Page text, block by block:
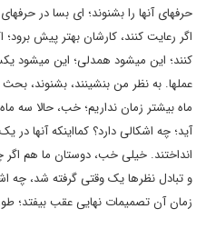
حرفهای آنها را بشنوند؛ ای بسا در
اگر رعایت کنند، کارشان بهتر پیش برود؛
کنند؛ این میشود همدلی؛ این میشود
عملها. به نظر من بنشینند، بشنوند،
ماه بیشتر زمان نداریم؛ خب، حالا سه
آید؛ چه اشکالی دارد؟ کمااینکه آنها
انداختند. خیلی خب، دوستان ما هم
و تبادل نظرها یک وقتی گرفته شد، چه
زمان آن تصمیمات نهایی عقب بیفتد؛ طوری